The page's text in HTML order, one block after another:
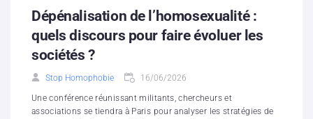
Dépénalisation de l’homosexualité :
quels discours pour faire évoluer les
sociétés ?
Stop Homophobie 16/06/2026
Une conférence réunissant militants, chercheurs et
associations se tiendra à Paris pour analyser les stratégies de